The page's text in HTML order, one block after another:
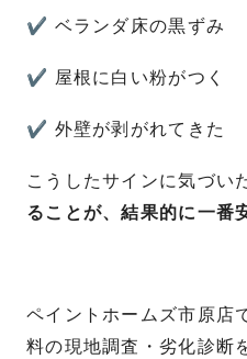
✔ ベランダ床の黒ずみ
✔ 屋根に白い粉がつく
✔ 外壁が剥がれてきた
こうしたサインに気づい
ることが、結果的に一番
ペイントホームズ市原店
料の現地調査・劣化診断